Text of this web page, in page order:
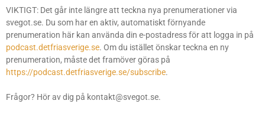
Diskutera podden
Genom att öppna ett gratis konto på
friasvenskar.sekan du kommentera den här
artikeln.
Kommentarer är inte redaktionellt material
VIKTIGT: Det går inte längre att teckna nya prenumerationer via
svegot.se. Du som har en aktiv, automatiskt förnyande
prenumeration här kan använda din e-postadress för att logga in på
podcast.detfriasverige.se. Om du istället önskar teckna en ny
prenumeration, måste det framöver göras på
https://podcast.detfriasverige.se/subscribe.
Frågor? Hör av dig på kontakt@svegot.se.